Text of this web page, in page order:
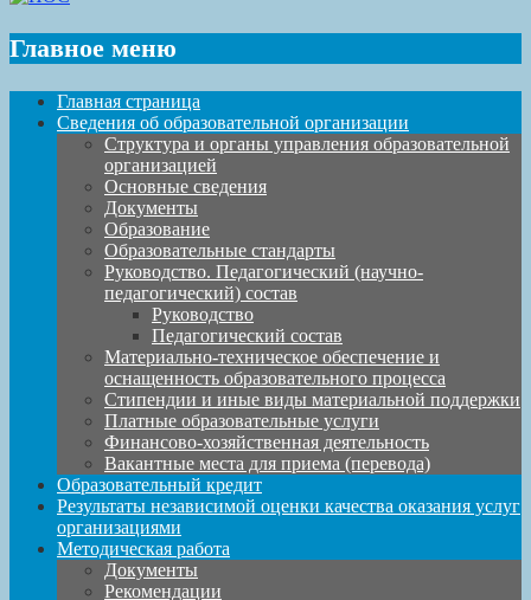
Главное меню
Главная страница
Сведения об образовательной организации
Структура и органы управления образовательной
организацией
Основные сведения
Документы
Образование
Образовательные стандарты
Руководство. Педагогический (научно-
педагогический) состав
Руководство
Педагогический состав
Материально-техническое обеспечение и
оснащенность образовательного процесса
Стипендии и иные виды материальной поддержки
Платные образовательные услуги
Финансово-хозяйственная деятельность
Вакантные места для приема (перевода)
Образовательный кредит
Результаты независимой оценки качества оказания услуг
организациями
Методическая работа
Документы
Рекомендации